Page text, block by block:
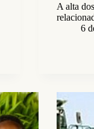
A alta
6